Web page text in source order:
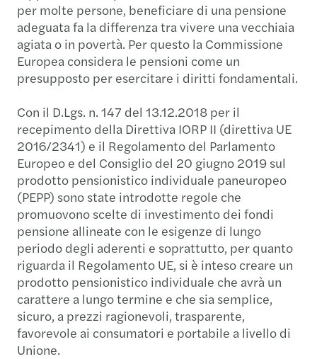
per molte persone, beneficiare di una pensione
adeguata fa la differenza tra vivere una vecchiaia
agiata o in povertà. Per questo la Commissione
Europea considera le pensioni come un
presupposto per esercitare i diritti fondamentali.
Con il D.Lgs. n. 147 del 13.12.2018 per il
recepimento della Direttiva IORP II (direttiva UE
2016/2341) e il Regolamento del Parlamento
Europeo e del Consiglio del 20 giugno 2019 sul
prodotto pensionistico individuale paneuropeo
(PEPP) sono state introdotte regole che
promuovono scelte di investimento dei fondi
pensione allineate con le esigenze di lungo
periodo degli aderenti e soprattutto, per quanto
riguarda il Regolamento UE, si è inteso creare un
prodotto pensionistico individuale che avrà un
carattere a lungo termine e che sia semplice,
sicuro, a prezzi ragionevoli, trasparente,
favorevole ai consumatori e portabile a livello di
Unione.